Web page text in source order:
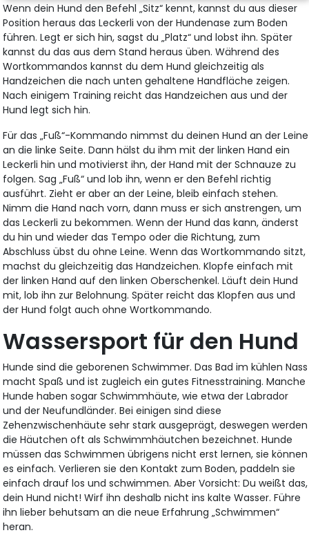
Wenn dein Hund den Befehl „Sitz“ kennt, kannst du aus dieser
Position heraus das Leckerli von der Hundenase zum Boden
führen. Legt er sich hin, sagst du „Platz“ und lobst ihn. Später
kannst du das aus dem Stand heraus üben. Während des
Wortkommandos kannst du dem Hund gleichzeitig als
Handzeichen die nach unten gehaltene Handfläche zeigen.
Nach einigem Training reicht das Handzeichen aus und der
Hund legt sich hin.
Für das „Fuß“-Kommando nimmst du deinen Hund an der Leine
an die linke Seite. Dann hälst du ihm mit der linken Hand ein
Leckerli hin und motivierst ihn, der Hand mit der Schnauze zu
folgen. Sag „Fuß“ und lob ihn, wenn er den Befehl richtig
ausführt. Zieht er aber an der Leine, bleib einfach stehen.
Nimm die Hand nach vorn, dann muss er sich anstrengen, um
das Leckerli zu bekommen. Wenn der Hund das kann, änderst
du hin und wieder das Tempo oder die Richtung, zum
Abschluss übst du ohne Leine. Wenn das Wortkommando sitzt,
machst du gleichzeitig das Handzeichen. Klopfe einfach mit
der linken Hand auf den linken Oberschenkel. Läuft dein Hund
mit, lob ihn zur Belohnung. Später reicht das Klopfen aus und
der Hund folgt auch ohne Wortkommando.
Wassersport für den Hund
Hunde sind die geborenen Schwimmer. Das Bad im kühlen Nass
macht Spaß und ist zugleich ein gutes Fitnesstraining. Manche
Hunde haben sogar Schwimmhäute, wie etwa der Labrador
und der Neufundländer. Bei einigen sind diese
Zehenzwischenhäute sehr stark ausgeprägt, deswegen werden
die Häutchen oft als Schwimmhäutchen bezeichnet. Hunde
müssen das Schwimmen übrigens nicht erst lernen, sie können
es einfach. Verlieren sie den Kontakt zum Boden, paddeln sie
einfach drauf los und schwimmen. Aber Vorsicht: Du weißt das,
dein Hund nicht! Wirf ihn deshalb nicht ins kalte Wasser. Führe
ihn lieber behutsam an die neue Erfahrung „Schwimmen“
heran.